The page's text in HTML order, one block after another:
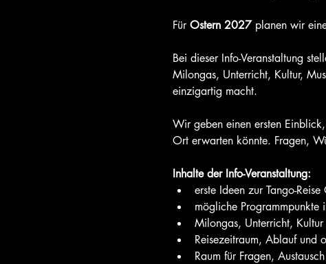
Für Ostern 2027 planen wir eine
Bei dieser Info-Veranstaltung
Milongas, Unterricht, Kultur,
einzigartig macht.
Wir geben einen ersten
Ort erwarten könnte. Fragen,
Inhalte der Info-Veranstaltung:
erste Ideen zur Tango-
mögliche Programmpunkte
Milongas, Unterricht,
Reisezeitraum, Ablauf und
Raum für Fragen,